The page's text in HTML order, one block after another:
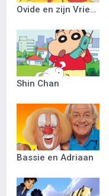
Ovide en zijn Vriendjes
Shin Chan
Bassie en Adriaan